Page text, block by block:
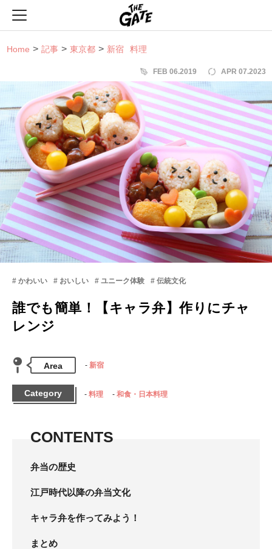
Home 記事 東京都 新宿 料理
FEB 06.2019 APR 07.2023
かわいい おいしい ユニーク体験 伝統文化
誰でも簡単！【キャラ弁】作りにチャ
レンジ
Area 新宿
Category 料理 和食・日本料理
CONTENTS
弁当の歴史
江戸時代以降の弁当文化
キャラ弁を作ってみよう！
まとめ